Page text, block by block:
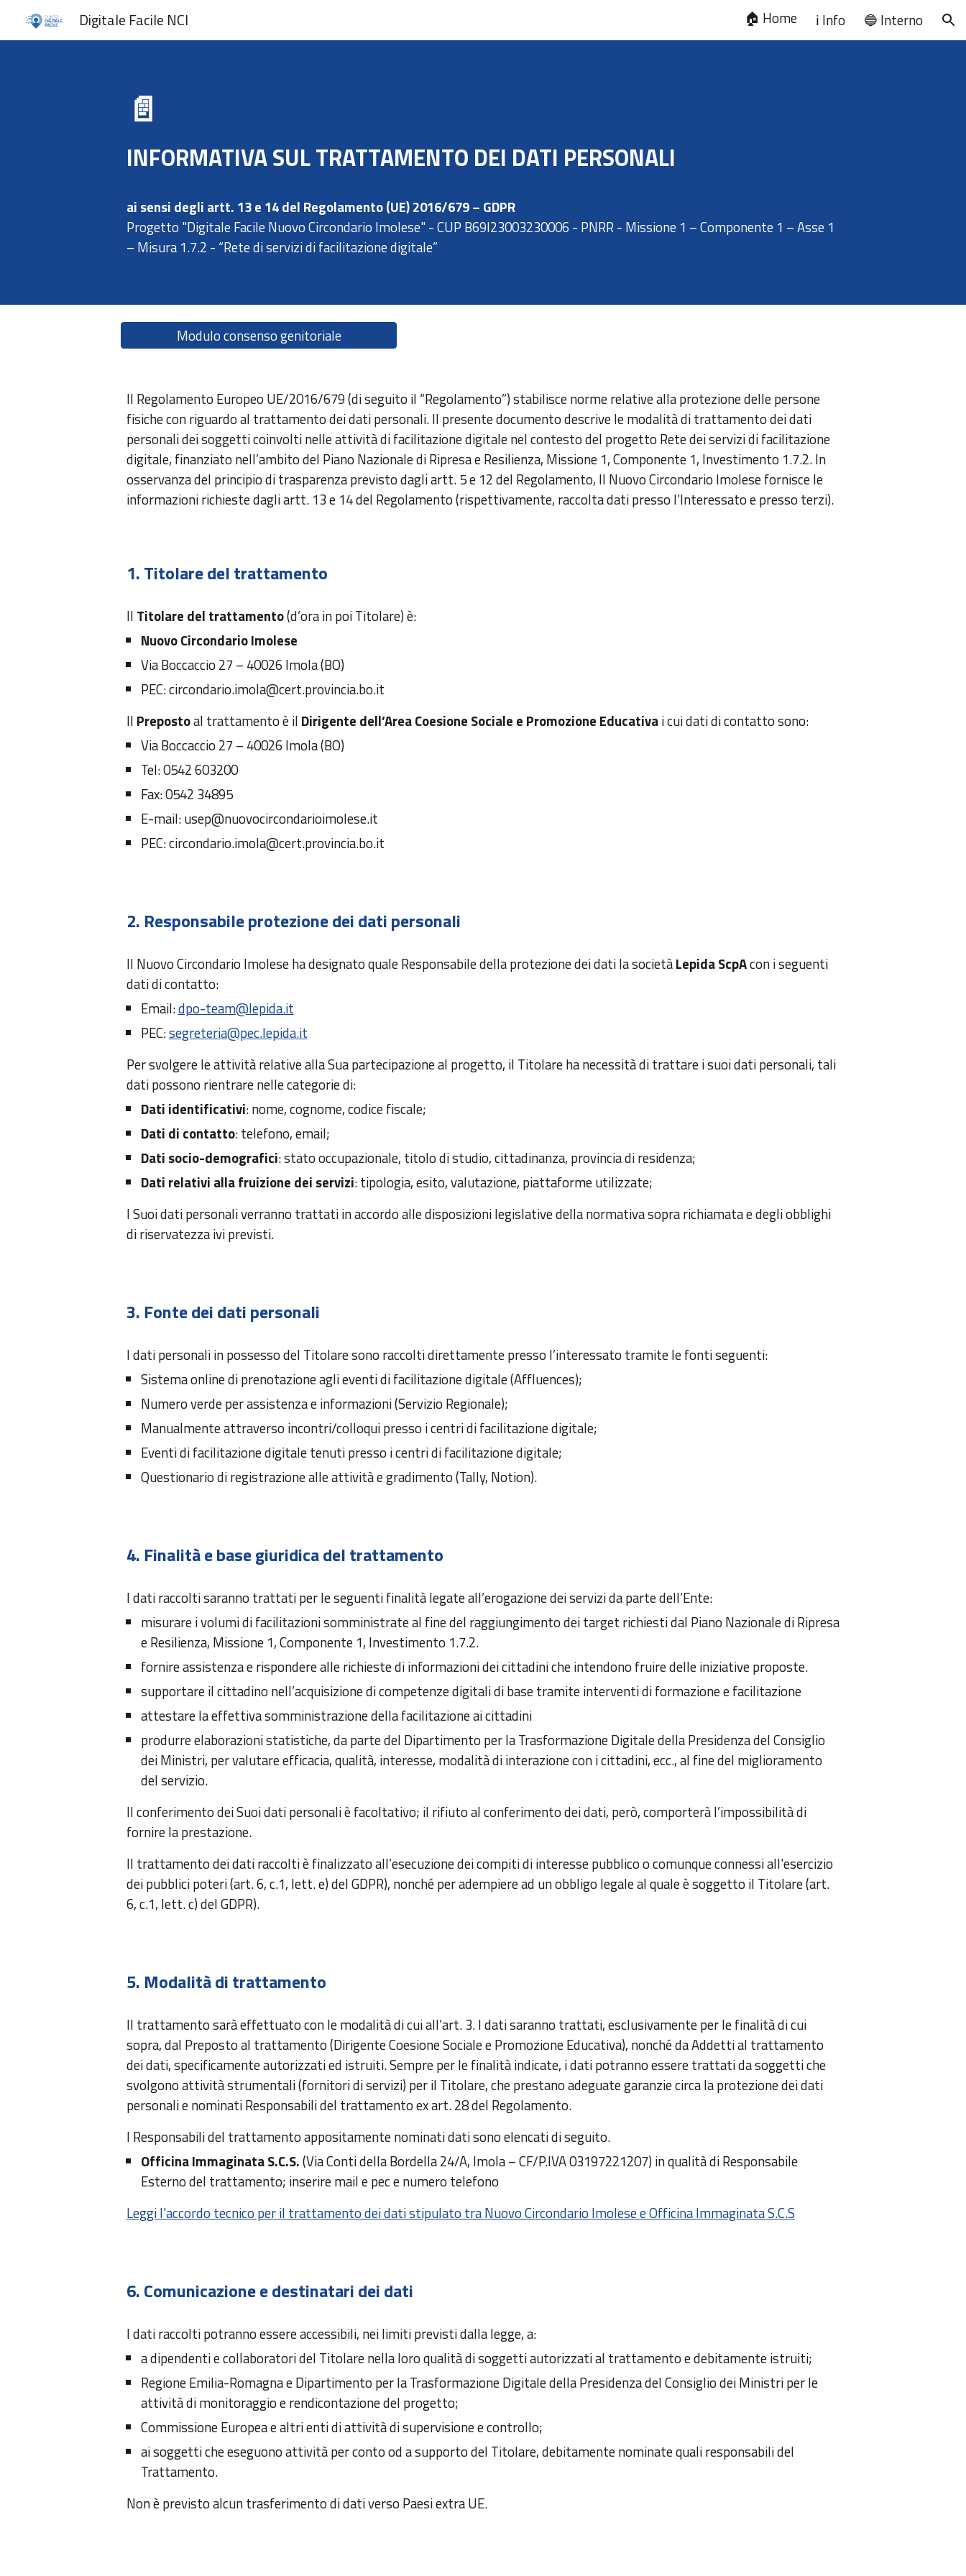
Digitale Facile NCI 🏠 Home ℹ️ Info 🔵 Interno
📄
INFORMATIVA SUL TRATTAMENTO DEI DATI PERSONALI
ai sensi degli artt. 13 e 14 del Regolamento (UE) 2016/679 – GDPR
Progetto "Digitale Facile Nuovo Circondario Imolese" - CUP B69I23003230006 - PNRR - Missione 1 – Componente 1 – Asse 1
– Misura 1.7.2 - “Rete di servizi di facilitazione digitale”
Modulo consenso genitoriale
Il Regolamento Europeo UE/2016/679 (di seguito il “Regolamento”) stabilisce norme relative alla protezione delle persone
fisiche con riguardo al trattamento dei dati personali. Il presente documento descrive le modalità di trattamento dei dati
personali dei soggetti coinvolti nelle attività di facilitazione digitale nel contesto del progetto Rete dei servizi di facilitazione
digitale, finanziato nell’ambito del Piano Nazionale di Ripresa e Resilienza, Missione 1, Componente 1, Investimento 1.7.2. In
osservanza del principio di trasparenza previsto dagli artt. 5 e 12 del Regolamento, Il Nuovo Circondario Imolese fornisce le
informazioni richieste dagli artt. 13 e 14 del Regolamento (rispettivamente, raccolta dati presso l’Interessato e presso terzi).
1. Titolare del trattamento
Il Titolare del trattamento(d’ora in poi Titolare) è:
Nuovo Circondario Imolese
Via Boccaccio 27 – 40026 Imola (BO)
PEC: circondario.imola@cert.provincia.bo.it
Il Prepostoal trattamento è il Dirigente dell’Area Coesione Sociale e Promozione Educativai cui dati di contatto sono:
Via Boccaccio 27 – 40026 Imola (BO)
Tel: 0542 603200
Fax: 0542 34895
E-mail: usep@nuovocircondarioimolese.it
PEC: circondario.imola@cert.provincia.bo.it
2. Responsabile protezione dei dati personali
Il Nuovo Circondario Imolese ha designato quale Responsabile della protezione dei dati la societàLepida ScpAcon i seguenti
dati di contatto:
Email:dpo-team@lepida.it
PEC:segreteria@pec.lepida.it
Per svolgere le attività relative alla Sua partecipazione al progetto, il Titolare ha necessità di trattare i suoi dati personali, tali
dati possono rientrare nelle categorie di:
Dati identificativi: nome, cognome, codice fiscale;
Dati di contatto: telefono, email;
Dati socio-demografici: stato occupazionale, titolo di studio, cittadinanza, provincia di residenza;
Dati relativi alla fruizione dei servizi:tipologia, esito, valutazione, piattaforme utilizzate;
I Suoi dati personali verranno trattati in accordo alle disposizioni legislative della normativa sopra richiamata e degli obblighi
di riservatezza ivi previsti.
3. Fonte dei dati personali
I dati personali in possesso del Titolare sono raccolti direttamente presso l’interessato tramite le fonti seguenti:
Sistema online di prenotazione agli eventi di facilitazione digitale (Affluences);
Numero verde per assistenza e informazioni (Servizio Regionale);
Manualmente attraverso incontri/colloqui presso i centri di facilitazione digitale;
Eventi di facilitazione digitale tenuti presso i centri di facilitazione digitale;
Questionario di registrazione alle attività e gradimento (Tally, Notion).
4. Finalità e base giuridica del trattamento
I dati raccolti saranno trattati per le seguenti finalità legate all’erogazione dei servizi da parte dell’Ente:
misurare i volumi di facilitazioni somministrate al fine del raggiungimento dei target richiesti dal Piano Nazionale di Ripresa
e Resilienza, Missione 1, Componente 1, Investimento 1.7.2.
fornire assistenza e rispondere alle richieste di informazioni dei cittadini che intendono fruire delle iniziative proposte.
supportare il cittadino nell’acquisizione di competenze digitali di base tramite interventi di formazione e facilitazione
attestare la effettiva somministrazione della facilitazione ai cittadini
produrre elaborazioni statistiche, da parte del Dipartimento per la Trasformazione Digitale della Presidenza del Consiglio
dei Ministri, per valutare efficacia, qualità, interesse, modalità di interazione con i cittadini, ecc., al fine del miglioramento
del servizio.
Il conferimento dei Suoi dati personali è facoltativo; il rifiuto al conferimento dei dati, però, comporterà l’impossibilità di
fornire la prestazione.
Il trattamento dei dati raccolti è finalizzato all’esecuzione dei compiti di interesse pubblico o comunque connessi all'esercizio
dei pubblici poteri (art. 6, c.1, lett. e) del GDPR), nonché per adempiere ad un obbligo legale al quale è soggetto il Titolare (art.
6, c.1, lett. c) del GDPR).
5. Modalità di trattamento
Il trattamento sarà effettuato con le modalità di cui all’art. 3. I dati saranno trattati, esclusivamente per le finalità di cui
sopra, dal Preposto al trattamento (Dirigente Coesione Sociale e Promozione Educativa), nonché da Addetti al trattamento
dei dati, specificamente autorizzati ed istruiti. Sempre per le finalità indicate, i dati potranno essere trattati da soggetti che
svolgono attività strumentali (fornitori di servizi) per il Titolare, che prestano adeguate garanzie circa la protezione dei dati
personali e nominati Responsabili del trattamento ex art. 28 del Regolamento.
I Responsabili del trattamento appositamente nominati dati sono elencati di seguito.
Officina Immaginata S.C.S.(Via Conti della Bordella 24/A, Imola – CF/P.IVA 03197221207) in qualità di Responsabile
Esterno del trattamento; inserire mail e pec e numero telefono
Leggi l'accordo tecnico per il trattamento dei dati stipulato tra Nuovo Circondario Imolese e Officina Immaginata S.C.S
6. Comunicazione e destinatari dei dati
I dati raccolti potranno essere accessibili, nei limiti previsti dalla legge, a:
a dipendenti e collaboratori del Titolare nella loro qualità di soggetti autorizzati al trattamento e debitamente istruiti;
Regione Emilia-Romagna e Dipartimento per la Trasformazione Digitale della Presidenza del Consiglio dei Ministri per le
attività di monitoraggio e rendicontazione del progetto;
Commissione Europea e altri enti di attività di supervisione e controllo;
ai soggetti che eseguono attività per conto od a supporto del Titolare, debitamente nominate quali responsabili del
Trattamento.
Non è previsto alcun trasferimento di dati verso Paesi extra UE.